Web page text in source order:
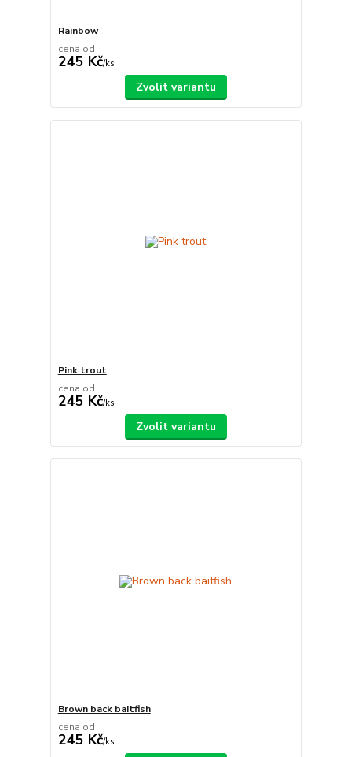
Rainbow
cena od
245 Kč/ks
Zvolit variantu
Pink trout
cena od
245 Kč/ks
Zvolit variantu
Brown back baitfish
cena od
245 Kč/ks